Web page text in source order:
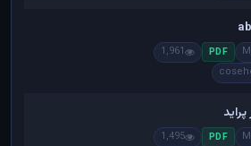
PDF
1,961
PDF
1,495